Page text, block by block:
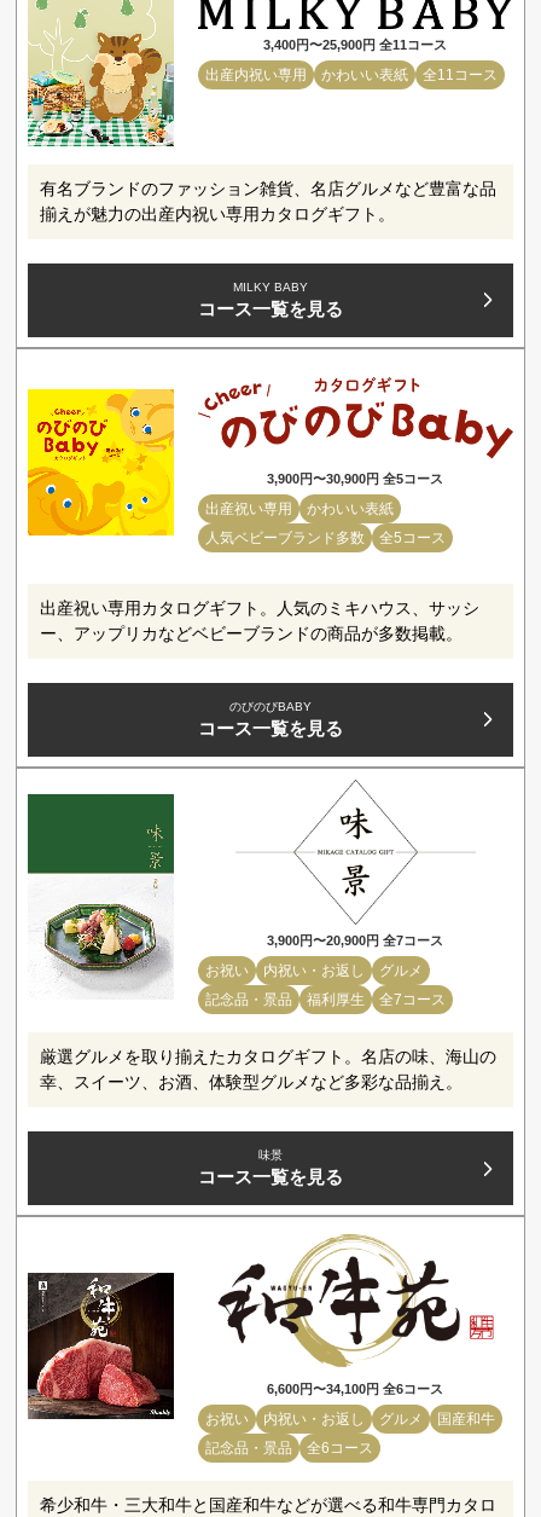
3,400円〜25,900円 全11コース
出産内祝い専用 かわいい表紙 全11コース
有名ブランドのファッション雑貨、名店グルメなど豊富な品
揃えが魅力の出産内祝い専用カタログギフト。
MILKY BABY
コース一覧を見る
3,900円〜30,900円 全5コース
出産祝い専用
かわいい表紙
人気ベビーブランド多数
全5コース
出産祝い専用カタログギフト。人気のミキハウス、サッシ
ー、アップリカなどベビーブランドの商品が多数掲載。
のびのびBABY
コース一覧を見る
3,900円〜20,900円 全7コース
お祝い 内祝い・お返し
グルメ
記念品・景品
福利厚生 全7コース
厳選グルメを取り揃えたカタログギフト。名店の味、海山の
幸、スイーツ、お酒、体験型グルメなど多彩な品揃え。
味景
コース一覧を見る
6,600円〜34,100円 全6コース
お祝い 内祝い・お返し グルメ
国産和牛
記念品・景品
全6コース
希少和牛・三大和牛と国産和牛などが選べる和牛専門カタロ